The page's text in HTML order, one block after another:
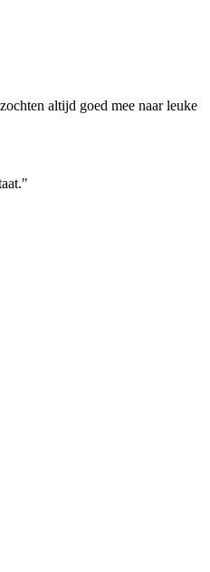
altijd goed mee naar leuke